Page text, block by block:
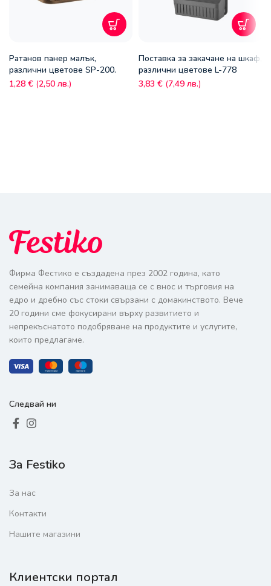
Ратанов панер малък,
различни цветове SP-200.
1,28 € (2,50 лв.)
Поставка за закачане на шкаф,
различни цветове L-778
3,83 € (7,49 лв.)
Фирма Фестико е създадена през 2002 година, като
семейна компания занимаваща се с внос и търговия на
едро и дребно със стоки свързани с домакинството. Вече
20 години сме фокусирани върху развитието и
непрекъснатото подобряване на продуктите и услугите,
които предлагаме.
Следвай ни
За Festiko
За нас
Контакти
Нашите магазини
Клиентски портал